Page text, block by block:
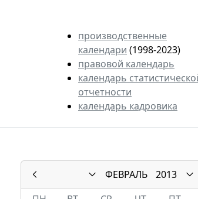
производственные
календари (1998-2023)
правовой календарь
календарь
отчетности
календарь кадровика
ФЕВРАЛЬ
2013